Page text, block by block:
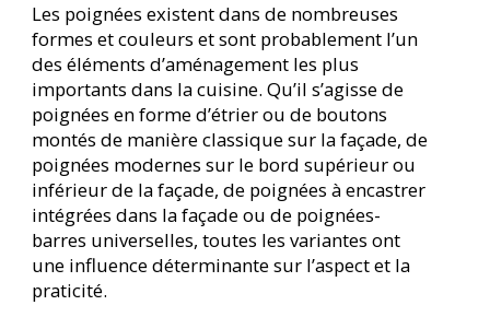
Les poignées existent dans de nombreuses
formes et couleurs et sont probablement l’un
des éléments d’aménagement les plus
importants dans la cuisine. Qu’il s’agisse de
poignées en forme d’étrier ou de boutons
montés de manière classique sur la façade, de
poignées modernes sur le bord supérieur ou
inférieur de la façade, de poignées à encastrer
intégrées dans la façade ou de poignées-
barres universelles, toutes les variantes ont
une influence déterminante sur l’aspect et la
praticité.